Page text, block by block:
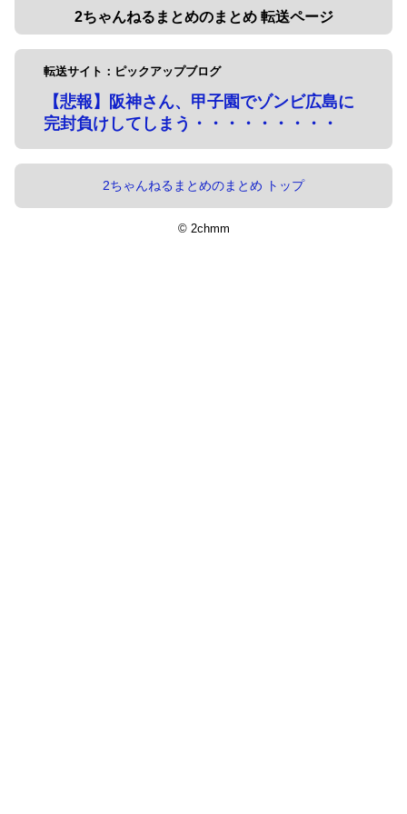
2ちゃんねるまとめのまとめ 転送ページ
転送サイト：ピックアップブログ
【悲報】阪神さん、甲子園でゾンビ広島に
完封負けしてしまう・・・・・・・・・
2ちゃんねるまとめのまとめ トップ
© 2chmm